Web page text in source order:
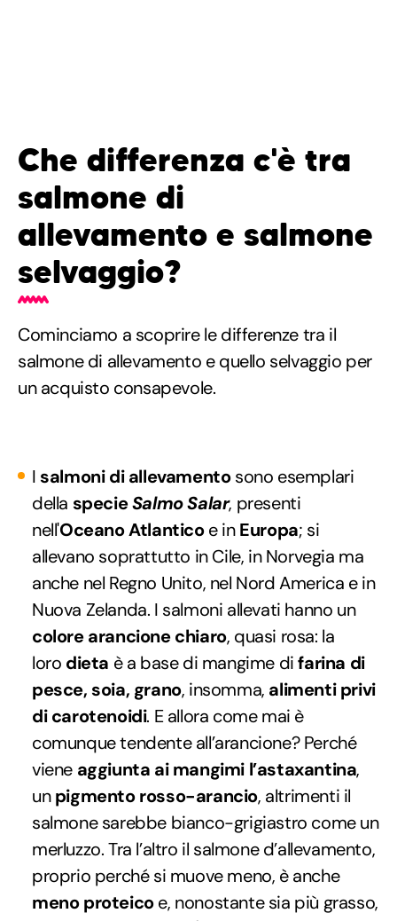
Che differenza c'è tra
salmone di
allevamento e salmone
selvaggio?
Cominciamo a scoprire le differenze tra il
salmone di allevamento e quello selvaggio per
un acquisto consapevole.
I salmoni di allevamentosono esemplari
della specieSalmo Salar, presenti
nell'Oceano Atlanticoe inEuropa; si
allevano soprattutto in Cile, in Norvegia ma
anche nel Regno Unito, nel Nord America e in
Nuova Zelanda. I salmoni allevati hanno un
colore arancione chiaro, quasi rosa: la
loro dieta è a base di mangime difarina di
pesce, soia, grano, insomma, alimenti privi
di carotenoidi. E allora come mai è
comunque tendente all’arancione? Perché
viene aggiunta ai mangimi l’astaxantina,
unpigmento rosso-arancio, altrimenti il
salmone sarebbe bianco-grigiastro come un
merluzzo. Tra l’altro il salmone d’allevamento,
proprio perché si muove meno, è anche
meno proteicoe, nonostante sia più grasso,